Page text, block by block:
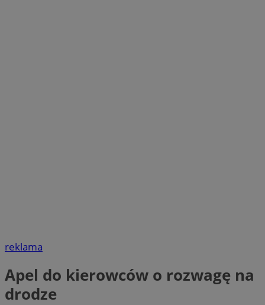
reklama
Apel do kierowców o rozwagę na
drodze